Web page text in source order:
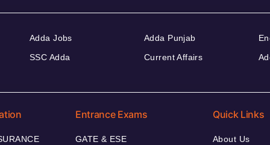
Adda Jobs
SSC Adda
Adda Punjab
Current Affairs
Entrance Exams
GATE & ESE
Quick Links
About Us